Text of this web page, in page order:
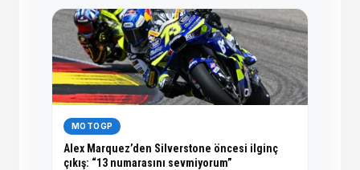
MOTOGP
Alex Marquez’den Silverstone öncesi ilginç
çıkış: “13 numarasını sevmiyorum”